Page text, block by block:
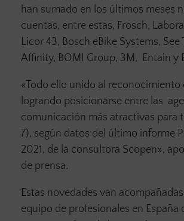
han sumado en los últimos meses
cuentas, entre estas, Frosch,
Licor 43, Bosch eBike Systems, See
Affinity, BOMI Group, 3M, Entain y
«Todo ello unido al reconocimiento
logrando posicionarse entre las
comunicación más atractivas para
7), según datos del último informe
2021, de la consultora Scopen»,
de prensa.
Estas novedades van
equipo de profesionales en España